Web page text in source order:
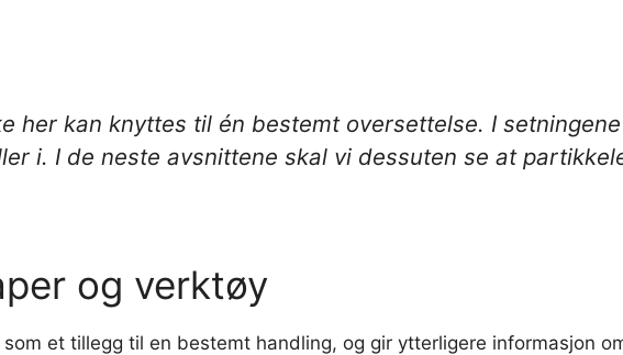
her kan knyttes til én bestemt oversettelse. I
i. I de neste avsnittene skal vi dessuten se at
og verktøy
som et tillegg til en bestemt handling, og gir ytterligere informasjon